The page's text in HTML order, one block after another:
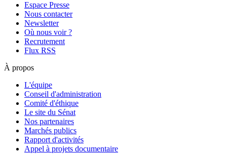
Espace Presse
Nous contacter
Newsletter
Où nous voir ?
Recrutement
Flux RSS
À propos
L'équipe
Conseil d'administration
Comité d'éthique
Le site du Sénat
Nos partenaires
Marchés publics
Rapport d'activités
Appel à projets documentaire